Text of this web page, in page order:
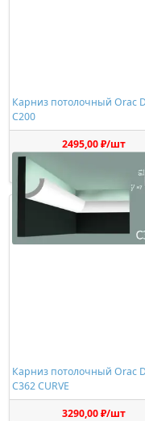
Карниз потолочный Orac
C200
2495,00 ₽/шт
Карниз потолочный Orac
C362 CURVE
3290,00 ₽/шт